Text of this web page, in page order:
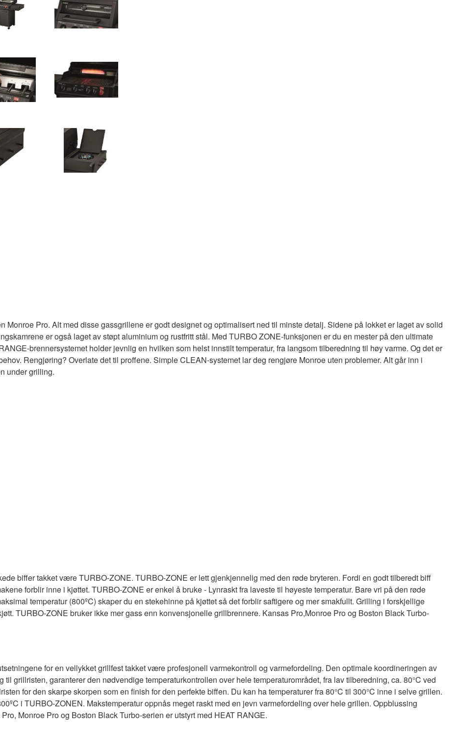
Pro. Alt med disse gassgrillene er godt designet og optimalisert ned til minste detalj. Sidene på lokket er laget av solid
er også laget av støpt aluminium og rustfritt stål. Med TURBO ZONE-funksjonen er du en mester på den ultimate
brennersystemet holder jevnlig en hvilken som helst innstilt temperatur, fra langsom tilberedning til høy varme. Og det er
Rengjøring? Overlate det til proffene. Simple CLEAN-systemet lar deg rengjøre Monroe uten problemer. Alt går inn i
under grilling.
biffer takket være TURBO-ZONE. TURBO-ZONE er lett gjenkjennelig med den røde bryteren. Fordi en godt tilberedt biff
forblir inne i kjøttet. TURBO-ZONE er enkel å bruke - Lynraskt fra laveste til høyeste temperatur. Bare vri på den røde
temperatur (800ºC) skaper du en stekehinne på kjøttet så det forblir saftigere og mer smakfullt. Grilling i forskjellige
TURBO-ZONE bruker ikke mer gass enn konvensjonelle grillbrennere. Kansas Pro,Monroe Pro og Boston Black Turbo-
for en vellykket grillfest takket være profesjonell varmekontroll og varmefordeling. Den optimale koordineringen av
grillristen, garanterer den nødvendige temperaturkontrollen over hele temperaturområdet, fra lav tilberedning, ca. 80°C ved
for den skarpe skorpen som en finish for den perfekte biffen. Du kan ha temperaturer fra 80°C til 300°C inne i selve grillen.
i TURBO-ZONEN. Makstemperatur oppnås meget raskt med en jevn varmefordeling over hele grillen. Oppblussing
Monroe Pro og Boston Black Turbo-serien er utstyrt med HEAT RANGE.